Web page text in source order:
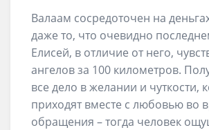
Валаам сосредоточен на
даже то, что очевидно
Елисей, в отличие от него,
ангелов за 100 километров.
все дело в желании и чуткости,
приходят вместе с любовью во
обращения – тогда человек